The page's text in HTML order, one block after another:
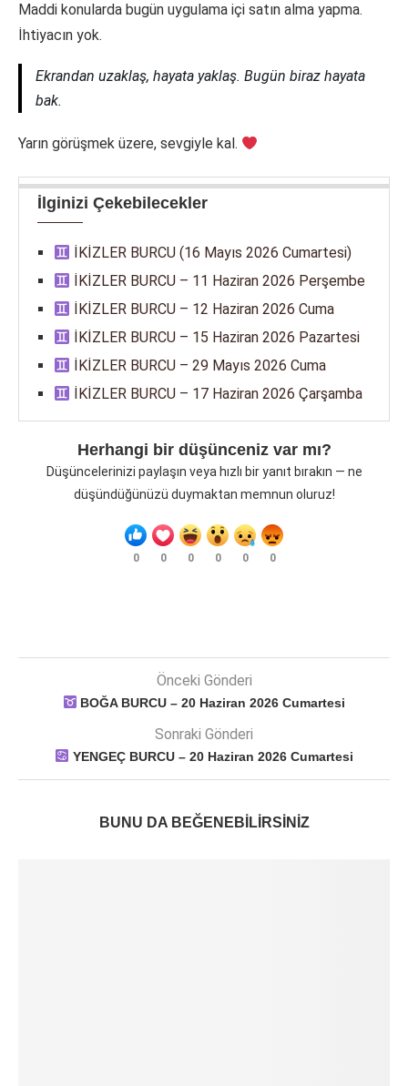
Maddi konularda bugün uygulama içi satın alma yapma.
İhtiyacın yok.
Ekrandan uzaklaş, hayata yaklaş. Bugün biraz hayata
bak.
Yarın görüşmek üzere, sevgiyle kal.
İlginizi Çekebilecekler
İKİZLER BURCU (16 Mayıs 2026 Cumartesi)
İKİZLER BURCU – 11 Haziran 2026 Perşembe
İKİZLER BURCU – 12 Haziran 2026 Cuma
İKİZLER BURCU – 15 Haziran 2026 Pazartesi
İKİZLER BURCU – 29 Mayıs 2026 Cuma
İKİZLER BURCU – 17 Haziran 2026 Çarşamba
Herhangi bir düşünceniz var mı?
Düşüncelerinizi paylaşın veya hızlı bir yanıt bırakın — ne
düşündüğünüzü duymaktan memnun oluruz!
0 0 0 0 0 0
Önceki Gönderi
BOĞA BURCU – 20 Haziran 2026 Cumartesi
Sonraki Gönderi
YENGEÇ BURCU – 20 Haziran 2026 Cumartesi
BUNU DA BEĞENEBILIRSINIZ